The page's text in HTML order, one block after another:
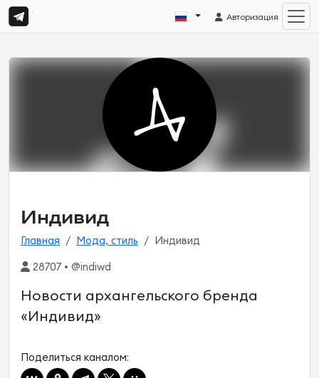
Авторизация
Индивид
Главная Мода, стиль Индивид
28707 • @indiwd
Новости архангельского бренда
«Индивид»
Поделиться каналом: